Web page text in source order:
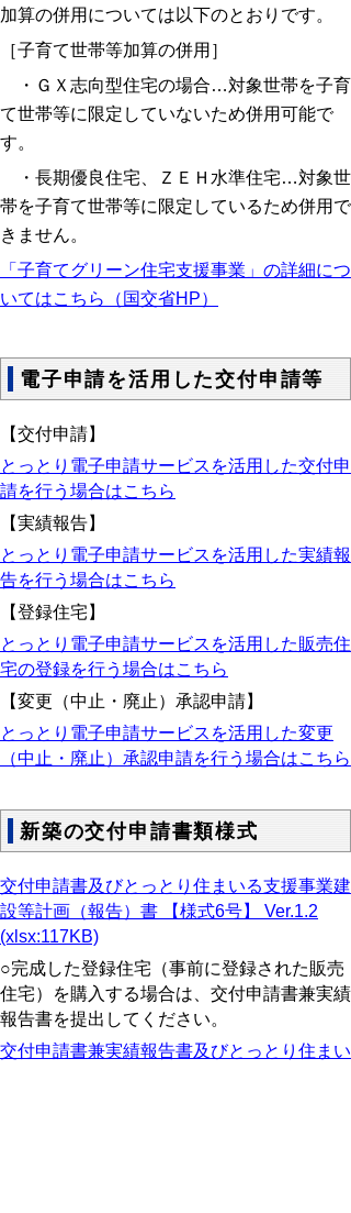
加算の併用については以下のとおりです。
［子育て世帯等加算の併用］
・ＧＸ志向型住宅の場合…対象世帯を子育
て世帯等に限定していないため併用可能で
す。
・長期優良住宅、ＺＥＨ水準住宅…対象世
帯を子育て世帯等に限定しているため併用で
きません。
「子育てグリーン住宅支援事業」の詳細につ
いてはこちら（国交省HP）
電子申請を活用した交付申請等
【交付申請】
とっとり電子申請サービスを活用した交付申
請を行う場合はこちら
【実績報告】
とっとり電子申請サービスを活用した実績報
告を行う場合はこちら
【登録住宅】
とっとり電子申請サービスを活用した販売住
宅の登録を行う場合はこちら
【変更（中止・廃止）承認申請】
とっとり電子申請サービスを活用した変更
（中止・廃止）承認申請を行う場合はこちら
新築の交付申請書類様式
交付申請書及びとっとり住まいる支援事業建
設等計画（報告）書 【様式6号】 Ver.1.2
(xlsx:117KB)
○完成した登録住宅（事前に登録された販売
住宅）を購入する場合は、交付申請書兼実績
報告書を提出してください。
交付申請書兼実績報告書及びとっとり住まい